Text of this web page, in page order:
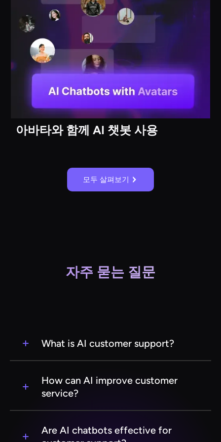
아바타와 함께 AI 챗봇 사용
모두 살펴보기
자주 묻는 질문
What is AI customer support?
artificial intelligence technologies to automate
and enhance customer service interactions. This
customer queries efficiently.
How can AI improve customer
service?
24/7 support, reducing response times,
Are AI chatbots effective for